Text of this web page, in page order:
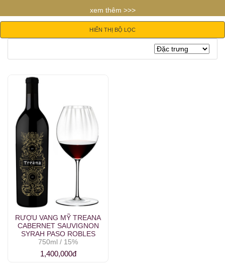
xem thêm >>>
HIỂN THỊ BỘ LỌC
RƯỢU VANG MỸ TREANA
CABERNET SAUVIGNON
SYRAH PASO ROBLES
750ml / 15%
1,400,000đ